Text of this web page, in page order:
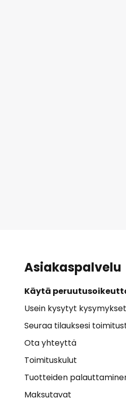
Asiakaspalvelu
Käytä
Usein kysytyt kysymykset
Seuraa tilauksesi
Ota yhteyttä
Toimituskulut
Tuotteiden
Maksutavat